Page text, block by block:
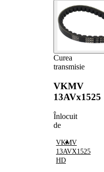
Curea
transmisie
VKMV
13AVx1525
Înlocuit
de
VKMV
13AVX1525
HD